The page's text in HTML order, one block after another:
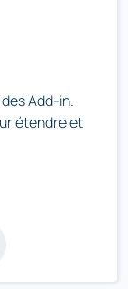
Add-in.
étendre et